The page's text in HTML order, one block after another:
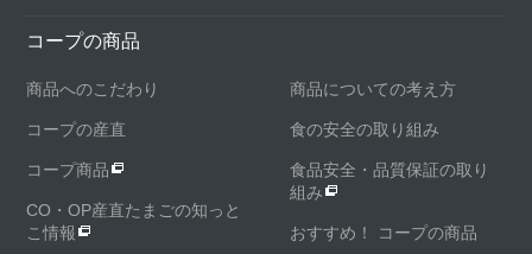
コープの商品
商品へのこだわり 商品についての考え方
コープの産直 食の安全の取り組み
コープ商品
食品安全・品質保証の取り
組み
CO・OP産直たまごの知っと
こ情報
おすすめ！ コープの商品